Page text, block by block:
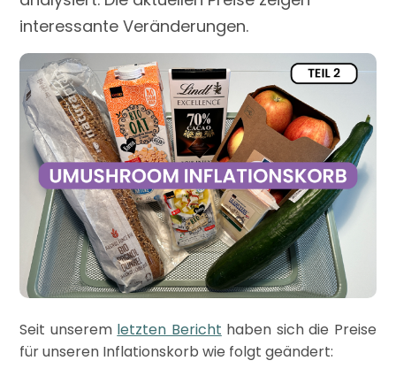
interessante Veränderungen.
Seit unserem letzten Bericht haben sich die Preise
für unseren Inflationskorb wie folgt geändert: